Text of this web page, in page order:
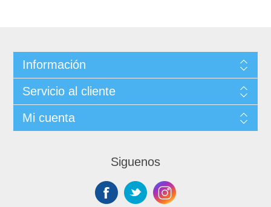
Información
Servicio al cliente
Mi cuenta
Siguenos